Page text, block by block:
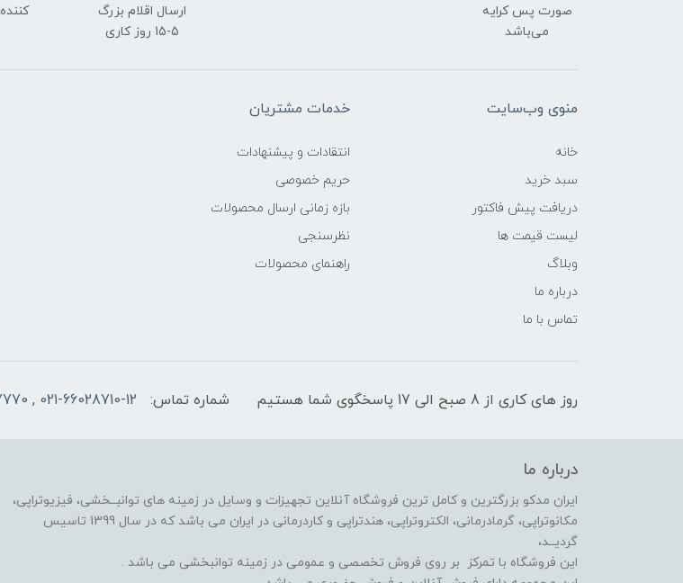
صورت پس کرایه
می‌باشد
ارسال اقلام بزرگ
5-15 روز کاری
کننده
منوی وب‌سایت
خانه
سبد خرید
دریافت پیش فاکتور
لیست قیمت ها
وبلاگ
درباره ما
تماس با ما
خدمات مشتریان
انتقادات و پیشنهادات
حریم خصوصی
بازه زمانی ارسال محصولات
نظرسنجی
راهنمای محصولات
روز های کاری از 8 صبح الی 17 پاسخگوی شما هستیم شماره تماس: 021-66028710-12 , 09306297770 , 09104948010
درباره ما
ایران مدکو بزرگترین و کامل ترین فروشگاه آنلاین تجهیزات و وسایل در زمینه های توانبــخشی، فیزیوتراپی،
مکانوتراپی، گرمادرمانی، الکتروتراپی، هندتراپی و کاردرمانی در ایران می باشد که در سال 1399 تاسیس
گردیــد،
این فروشگاه با تمرکز بر روی فروش تخصصی و عمومی در زمینه توانبخشی می باشد .